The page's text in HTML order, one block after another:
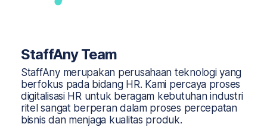
StaffAny Team
StaffAny merupakan perusahaan teknologi yang
berfokus pada bidang HR. Kami percaya proses
digitalisasi HR untuk beragam kebutuhan industri
ritel sangat berperan dalam proses percepatan
bisnis dan menjaga kualitas produk.